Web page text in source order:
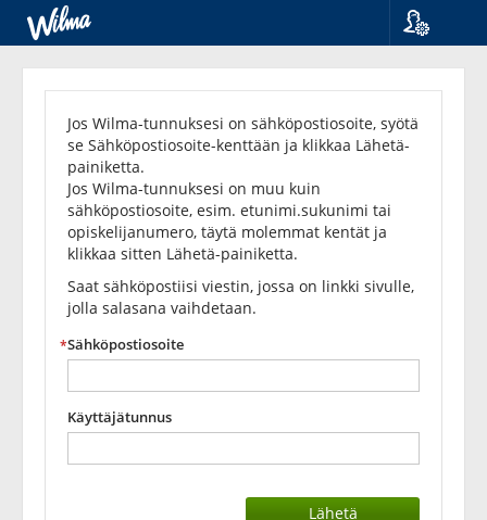
English
Unohditko
salasanasi?
Jos Wilma-tunnuksesi on sähköpostiosoite, syötä
se Sähköpostiosoite-kenttään ja klikkaa Lähetä-
painiketta.
Jos Wilma-tunnuksesi on muu kuin
sähköpostiosoite, esim. etunimi.sukunimi tai
opiskelijanumero, täytä molemmat kentät ja
klikkaa sitten Lähetä-painiketta.
Saat sähköpostiisi viestin, jossa on linkki sivulle,
jolla salasana vaihdetaan.
Sähköpostiosoite
Käyttäjätunnus